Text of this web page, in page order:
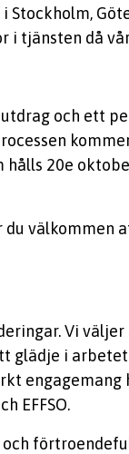
i tjänsten då
och ett
20e
välkommen
Vi
glädje i
engagemang
EFFSO.